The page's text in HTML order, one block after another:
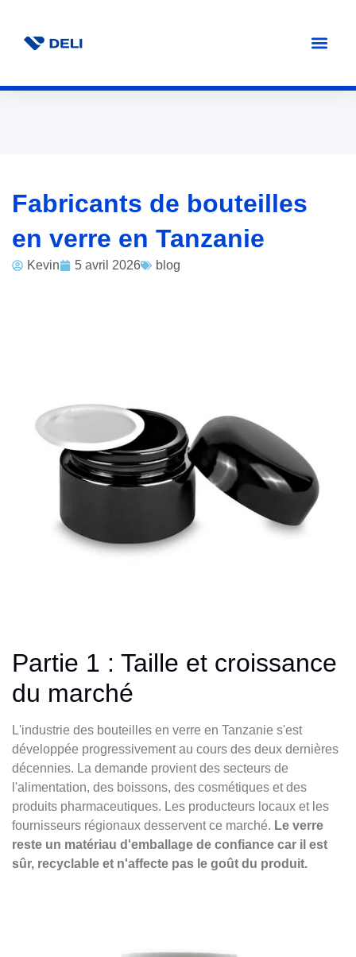
Fabricants de bouteilles
en verre en Tanzanie
Kevin 5 avril 2026 blog
Partie 1 : Taille et croissance
du marché
L'industrie des bouteilles en verre en Tanzanie s'est
développée progressivement au cours des deux dernières
décennies. La demande provient des secteurs de
l'alimentation, des boissons, des cosmétiques et des
produits pharmaceutiques. Les producteurs locaux et les
fournisseurs régionaux desservent ce marché. Le verre
reste un matériau d'emballage de confiance car il est
sûr, recyclable et n'affecte pas le goût du produit.